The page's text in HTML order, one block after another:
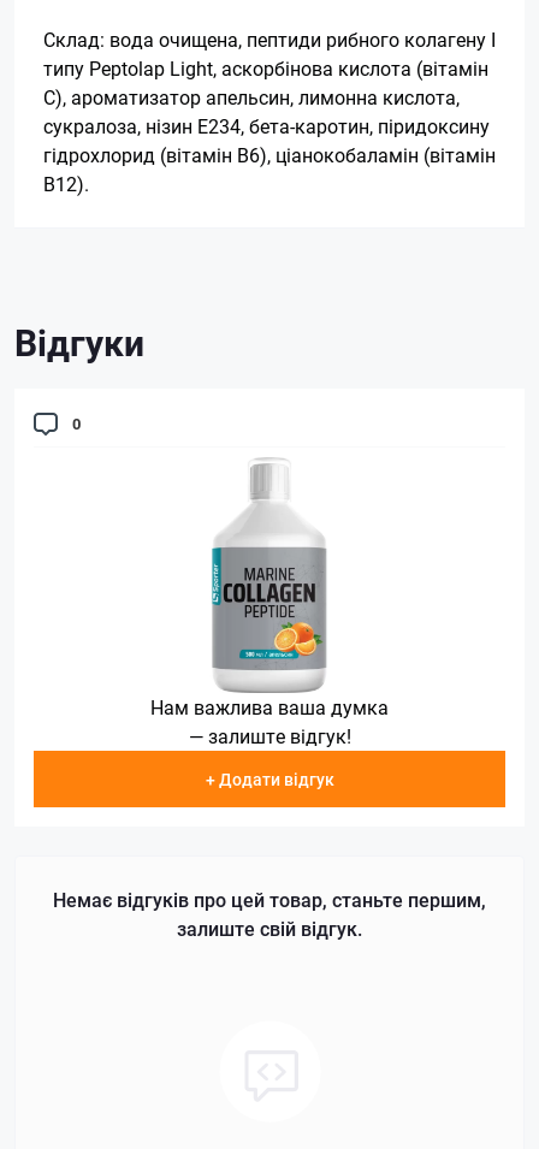
Склад: вода очищена, пептиди рибного колагену І
типу Peptolap Light, аскорбінова кислота (вітамін
С), ароматизатор апельсин, лимонна кислота,
сукралоза, нізин Е234, бета-каротин, піридоксину
гідрохлорид (вітамін В6), ціанокобаламін (вітамін
В12).
Відгуки
0
Нам важлива ваша думка
— залиште відгук!
+ Додати відгук
Немає відгуків про цей товар, станьте першим,
залиште свій відгук.